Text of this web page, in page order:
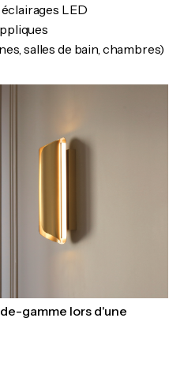
LED
salles de bain, chambres)
gamme lors d'une